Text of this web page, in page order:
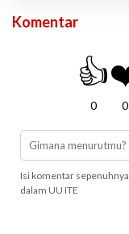
Komentar
👍
0 0
Isi komentar
dalam UU ITE